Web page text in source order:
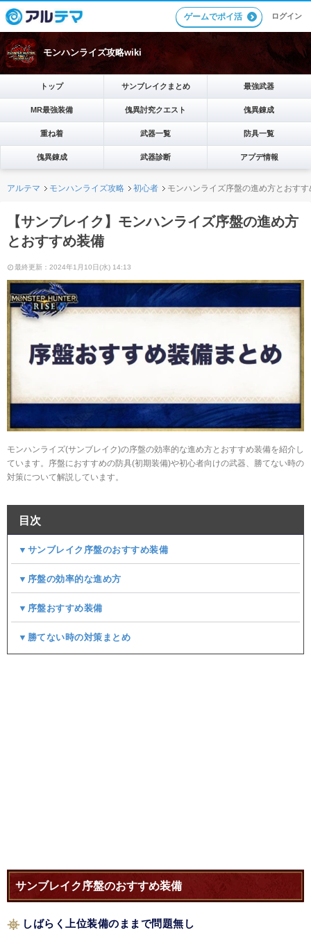
ゲームでポイ活 ログイン
モンハンライズ攻略wiki
トップ サンブレイクまとめ 最強武器
MR最強装備 傀異討究クエスト 傀異錬成
重ね着 武器一覧 防具一覧
傀異錬成 武器診断 アプデ情報
アルテマ モンハンライズ攻略 初心者 モンハンライズ序盤の進め方とおすす
【サンブレイク】モンハンライズ序盤の進め方
とおすすめ装備
最終更新：2024年1月10日(水) 14:13
モンハンライズ(サンブレイク)の序盤の効率的な進め方とおすすめ装備を紹介し
ています。序盤におすすめの防具(初期装備)や初心者向けの武器、勝てない時の
対策について解説しています。
目次
▼サンブレイク序盤のおすすめ装備
▼序盤の効率的な進め方
▼序盤おすすめ装備
▼勝てない時の対策まとめ
サンブレイク序盤のおすすめ装備
しばらく上位装備のままで問題無し